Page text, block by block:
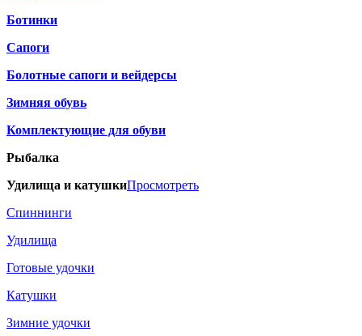
Ботинки
Сапоги
Болотные сапоги и вейдерсы
Зимняя обувь
Комплектующие для обуви
Рыбалка
Удилища и катушкиПросмотреть
Спиннинги
Удилища
Готовые удочки
Катушки
Зимние удочки